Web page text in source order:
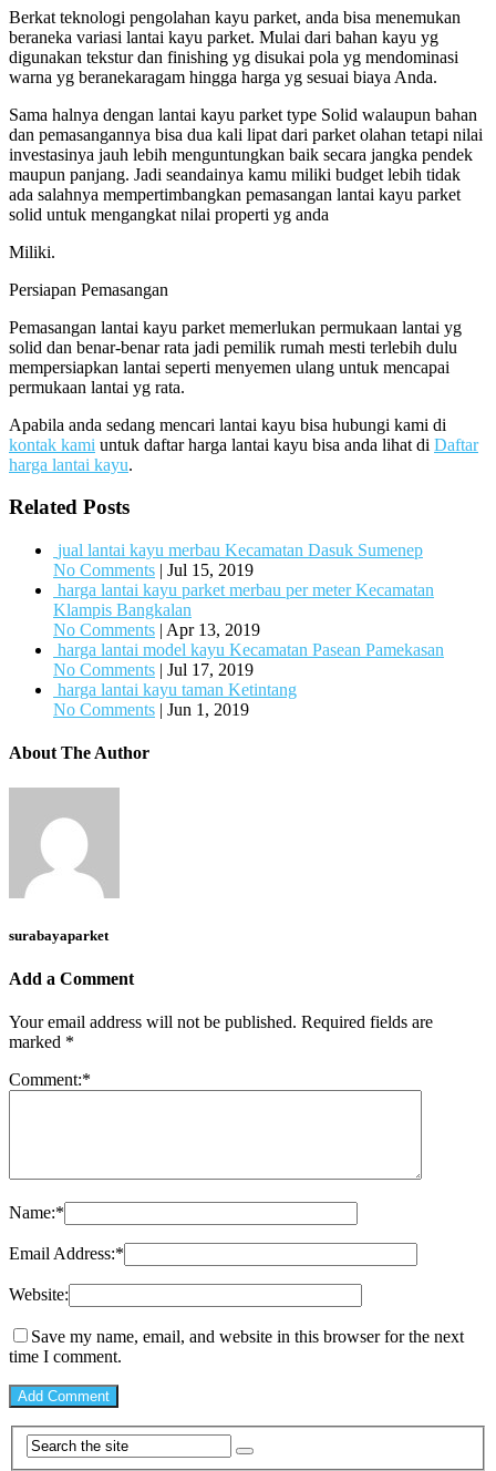
Berkat teknologi pengolahan kayu parket, anda bisa menemukan
beraneka variasi lantai kayu parket. Mulai dari bahan kayu yg
digunakan tekstur dan finishing yg disukai pola yg mendominasi
warna yg beranekaragam hingga harga yg sesuai biaya Anda.
Sama halnya dengan lantai kayu parket type Solid walaupun bahan
dan pemasangannya bisa dua kali lipat dari parket olahan tetapi nilai
investasinya jauh lebih menguntungkan baik secara jangka pendek
maupun panjang. Jadi seandainya kamu miliki budget lebih tidak
ada salahnya mempertimbangkan pemasangan lantai kayu parket
solid untuk mengangkat nilai properti yg anda
Miliki.
Persiapan Pemasangan
Pemasangan lantai kayu parket memerlukan permukaan lantai yg
solid dan benar-benar rata jadi pemilik rumah mesti terlebih dulu
mempersiapkan lantai seperti menyemen ulang untuk mencapai
permukaan lantai yg rata.
Apabila anda sedang mencari lantai kayu bisa hubungi kami di
kontak kami untuk daftar harga lantai kayu bisa anda lihat di Daftar
harga lantai kayu.
Related Posts
jual lantai kayu merbau Kecamatan Dasuk Sumenep
No Comments | Jul 15, 2019
harga lantai kayu parket merbau per meter Kecamatan
Klampis Bangkalan
No Comments | Apr 13, 2019
harga lantai model kayu Kecamatan Pasean Pamekasan
No Comments | Jul 17, 2019
harga lantai kayu taman Ketintang
No Comments | Jun 1, 2019
About The Author
surabayaparket
Add a Comment
Your email address will not be published. Required fields are
marked *
Comment:*
Name:*
Email Address:*
Website:
Save my name, email, and website in this browser for the next
time I comment.